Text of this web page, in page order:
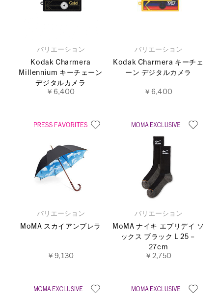
バリエーション
Kodak Charmera
Millennium キーチェーン
デジタルカメラ
￥6,400
バリエーション
Kodak Charmera キーチェ
ーン デジタルカメラ
￥6,400
バリエーション
MoMA スカイアンブレラ
￥9,130
バリエーション
MoMA ナイキ エブリデイ ソ
ックス ブラック L 25－
27cm
￥2,750